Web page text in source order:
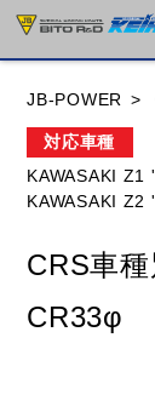
KAWASAKI
HUSQVANA
JB-POWER
対応車種
KAWASAKI Z1
KAWASAKI
CRS車
CR33φ